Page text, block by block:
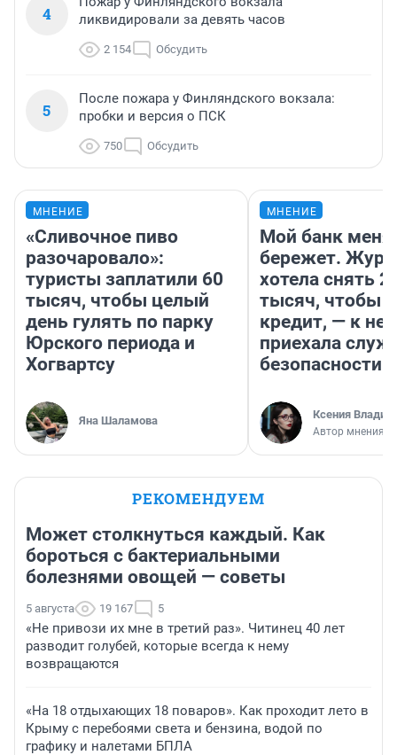
4
ликвидировали за девять часов
2 154 Обсудить
5
После пожара у Финляндского вокзала:
пробки и версия о ПСК
750 Обсудить
МНЕНИЕ
«Сливочное пиво
разочаровало»:
туристы заплатили 60
тысяч, чтобы целый
день гулять по парку
Юрского периода и
Хогвартсу
Яна Шаламова
МНЕНИЕ
Мой банк меня
бережет.
хотела снять
тысяч, чтобы
кредит, — к
приехала
безопасности
Ксения
Автор мнения
РЕКОМЕНДУЕМ
Может столкнуться каждый. Как
бороться с бактериальными
болезнями овощей — советы
5 августа 19 167 5
«Не привози их мне в третий раз». Читинец 40 лет
разводит голубей, которые всегда к нему
возвращаются
«На 18 отдыхающих 18 поваров». Как проходит лето в
Крыму с перебоями света и бензина, водой по
графику и налетами БПЛА